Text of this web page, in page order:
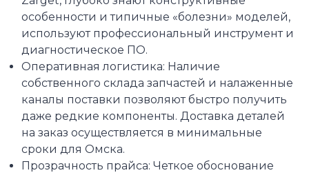
особенности и типичные «болезни» моделей,
используют профессиональный инструмент и
диагностическое ПО.
Оперативная логистика: Наличие
собственного склада запчастей и налаженные
каналы поставки позволяют быстро получить
даже редкие компоненты. Доставка деталей
на заказ осуществляется в минимальные
сроки для Омска.
Прозрачность прайса: Четкое обоснование